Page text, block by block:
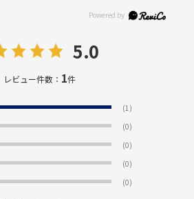
5.0
レビュー件数： 1件
(1)
(0)
(0)
(0)
(0)